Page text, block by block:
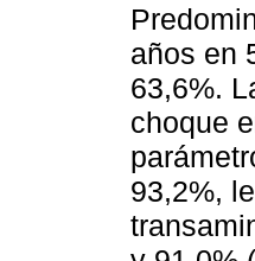
años en
63,6%.
choque
93,2%,